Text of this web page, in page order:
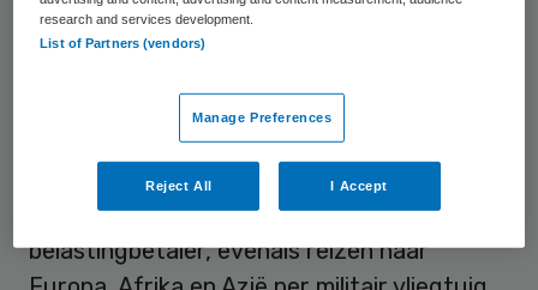
vertrekt, hoewel er al wel meerdere
topfunctionarissen het veld moesten
Website Politicomeldde eerder dat de 62-
jarige Price meer dan twee dozijn
privévluchten nam op kosten van de
belastingbetaler, evenals reizen naar
research and services development.
List of Partners (vendors)
Manage Preferences
Reject All I Accept